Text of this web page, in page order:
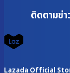
ติดตามข่
Lazada Official